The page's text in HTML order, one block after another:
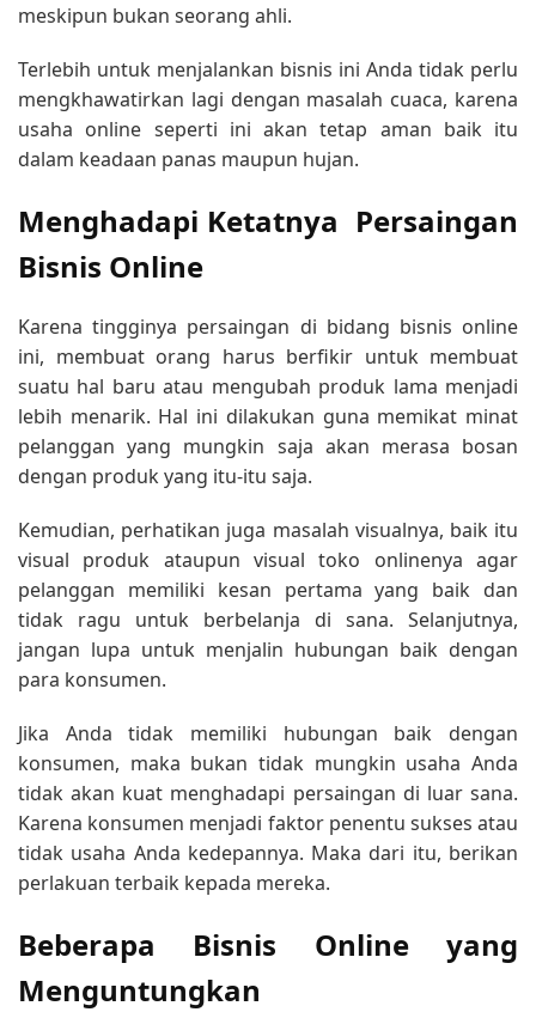
meskipun bukan seorang ahli.
Terlebih untuk menjalankan bisnis ini Anda tidak perlu
mengkhawatirkan lagi dengan masalah cuaca, karena
usaha online seperti ini akan tetap aman baik itu
dalam keadaan panas maupun hujan.
Menghadapi Ketatnya Persaingan
Bisnis Online
Karena tingginya persaingan di bidang bisnis online
ini, membuat orang harus berfikir untuk membuat
suatu hal baru atau mengubah produk lama menjadi
lebih menarik. Hal ini dilakukan guna memikat minat
pelanggan yang mungkin saja akan merasa bosan
dengan produk yang itu-itu saja.
Kemudian, perhatikan juga masalah visualnya, baik itu
visual produk ataupun visual toko onlinenya agar
pelanggan memiliki kesan pertama yang baik dan
tidak ragu untuk berbelanja di sana. Selanjutnya,
jangan lupa untuk menjalin hubungan baik dengan
para konsumen.
Jika Anda tidak memiliki hubungan baik dengan
konsumen, maka bukan tidak mungkin usaha Anda
tidak akan kuat menghadapi persaingan di luar sana.
Karena konsumen menjadi faktor penentu sukses atau
tidak usaha Anda kedepannya. Maka dari itu, berikan
perlakuan terbaik kepada mereka.
Beberapa Bisnis Online yang
Menguntungkan